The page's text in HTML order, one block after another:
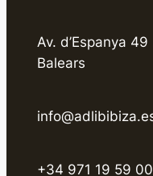
Av. d’Espanya
Balears
+34 971 19 59 00